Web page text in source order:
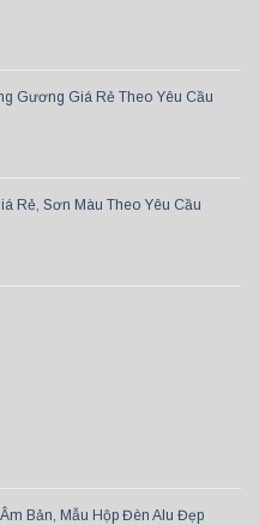
Gương Giá Rẻ Theo Yêu Cầu
Rẻ, Sơn Màu Theo Yêu Cầu
Bản, Mẫu Hộp Đèn Alu Đẹp